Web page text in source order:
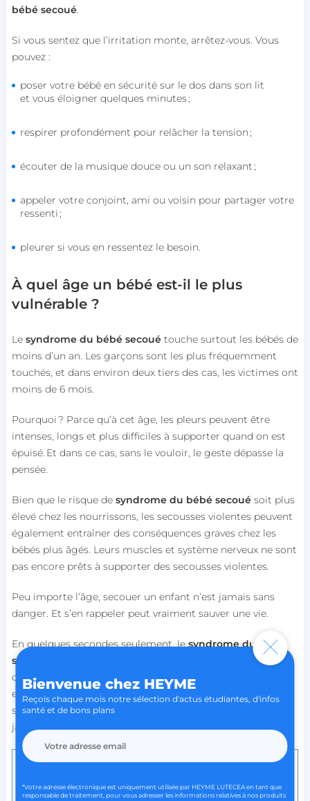
bébé secoué.
Si vous sentez que l’irritation monte, arrêtez-vous. Vous
pouvez :
poser votre bébé en sécurité sur le dos dans son lit
et vous éloigner quelques minutes ;
respirer profondément pour relâcher la tension ;
écouter de la musique douce ou un son relaxant ;
appeler votre conjoint, ami ou voisin pour partager votre
ressenti ;
pleurer si vous en ressentez le besoin.
À quel âge un bébé est-il le plus
vulnérable ?
Le syndrome du bébé secouétouche surtout les bébés de
moins d’un an. Les garçons sont les plus fréquemment
touchés, et dans environ deux tiers des cas, les victimes ont
moins de 6 mois.
Pourquoi ? Parce qu’à cet âge, les pleurs peuvent être
intenses, longs et plus difficiles à supporter quand on est
épuisé. Et dans ce cas, sans le vouloir, le geste dépasse la
pensée.
Bien que le risque de syndrome du bébé secouésoit plus
élevé chez les nourrissons, les secousses violentes peuvent
également entraîner des conséquences graves chez les
bébés plus âgés. Leurs muscles et système nerveux ne sont
pas encore prêts à supporter des secousses violentes.
Peu importe l’âge, secouer un enfant n’est jamais sans
danger. Et s’en rappeler peut vraiment sauver une vie.
En quelques secondes seulement, lesyndrome du bébé
secoué
peut changer une vie pour toujours. Pourtant,
ce drame est évitable. Face aux pleurs d’un nourrisson, il
est essentiel de rester calme, de prendre du recul et de
solliciter de l’aide si besoin. Un instant de fatigue ne doit
jamais justifier un geste aux conséquences irréparables.
L'
Bienvenue chez HEYME
Reçois chaque mois notre sélection d'actus étudiantes, d'infos
santé et de bons plans
*Votre adresse électronique est uniquement utilisée par HEYME LUTECEA en tant que
responsable de traitement, pour vous adresser les informations relatives à nos produits